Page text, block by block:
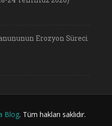
Erozyon Süreci
Blog. Tüm hakları saklıdır.